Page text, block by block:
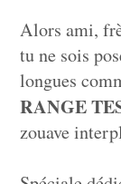
Alors ami,
tu ne sois
longues
RANGE
zouave